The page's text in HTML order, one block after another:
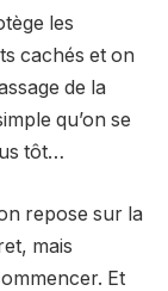
les
cachés et on
de la
qu’on se
tôt…
repose sur la
mais
Et